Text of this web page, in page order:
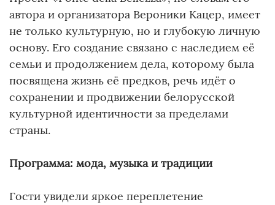
автора и организатора Вероники Кацер, имеет
не только культурную, но и глубокую личную
основу. Его создание связано с наследием её
семьи и продолжением дела, которому была
посвящена жизнь её предков, речь идёт о
сохранении и продвижении белорусской
культурной идентичности за пределами
страны.
Программа: мода, музыка и традиции
Гости увидели яркое переплетение